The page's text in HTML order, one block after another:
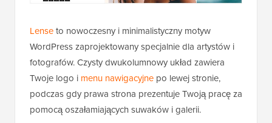
Lenseto nowoczesny i minimalistyczny motyw
WordPress zaprojektowany specjalnie dla artystów i
fotografów. Czysty dwukolumnowy układ zawiera
Twoje logo i menu nawigacyjne po lewej stronie,
podczas gdy prawa strona prezentuje Twoją pracę za
pomocą oszałamiających suwaków i galerii.